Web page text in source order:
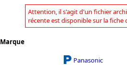
Attention, il s'agit d'un fichier
récente est disponible sur la fiche
Marque
Panasonic